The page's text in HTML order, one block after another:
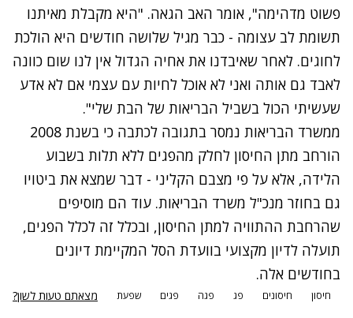
פשוט מדהימה", אומר האב הגאה. "היא מקבלת מאיתנו
תשומת לב עצומה - כבר מגיל שלושה חודשים היא הולכת
לחוגים. לאחר שאיבדנו את אחיה הגדול אין לנו שום כוונה
לאבד גם אותה ואני לא אוכל לחיות עם עצמי אם לא אדע
שעשיתי הכול בשביל הבריאות של הבת שלי".
ממשרד הבריאות נמסר בתגובה לכתבה כי בשנת 2008
הורחב מתן החיסון לחלק מהפגים ללא תלות בשבוע
הלידה, אלא על פי מצבם הקליני - דבר שמצא את ביטויו
גם בחוזר מנכ"ל משרד הבריאות. עוד הם מוסיפים
שהרחבת ההתוויה למתן החיסון, ובכלל זה לכלל הפגים,
תועלה לדיון מקצועי בוועדת הסל המקיימת דיונים
בחודשים אלה.
חיסון חיסונים פג פגה פגים שפעת מצאתם טעות לשון?